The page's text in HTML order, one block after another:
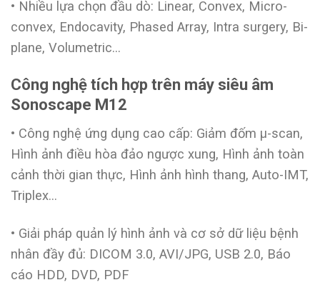
• Nhiều lựa chọn đầu dò: Linear, Convex, Micro-
convex, Endocavity, Phased Array, Intra surgery, Bi-
plane, Volumetric…
Công nghệ tích hợp trên máy siêu âm
Sonoscape M12
• Công nghệ ứng dụng cao cấp: Giảm đốm μ-scan,
Hình ảnh điều hòa đảo ngược xung, Hình ảnh toàn
cảnh thời gian thực, Hình ảnh hình thang, Auto-IMT,
Triplex…
• Giải pháp quản lý hình ảnh và cơ sở dữ liệu bệnh
nhân đầy đủ: DICOM 3.0, AVI/JPG, USB 2.0, Báo
cáo HDD, DVD, PDF